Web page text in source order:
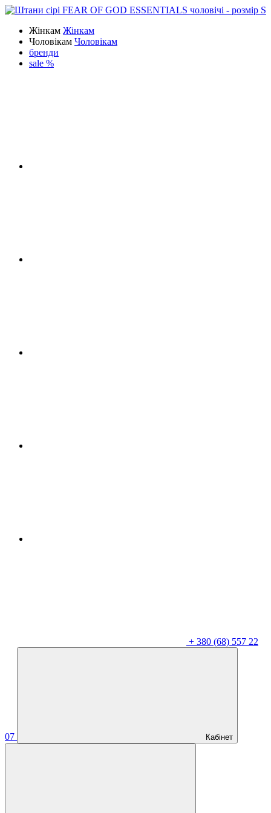
Жінкам Жінкам
Чоловікам Чоловікам
бренди
sale %
+ 380 (68) 557 22
07 Кабінет